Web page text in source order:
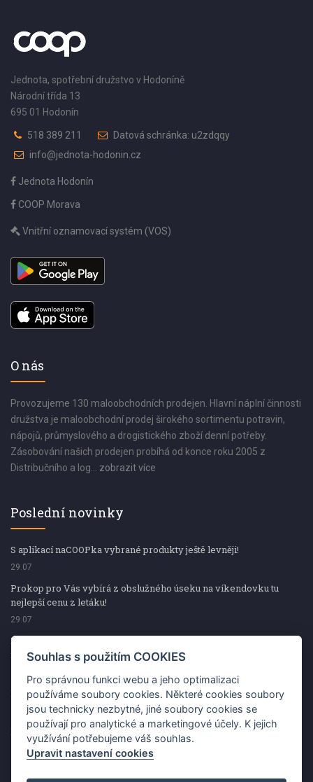
Jednota, spotřební družstvo v Hodoníně
Národní třída 13
695 01 Hodonín
518 389 211
Datová schránka: u2zdqqy
info@jednota-hodonin.cz
Jednota Hodonín
COOP Morava
Vnitřní oznamovací systém (VOS)
O nás
Provozujeme 130 maloobchodních prodejen. Hlavní náplní činnosti
družstva je maloobchodní prodej širokého sortimentu potravin,
nápojů, průmyslového a drogistického zboží denní potřeby.
Zásobování našich prodejen probíhá od konce roku 2005 z
Distribučního a log... zobrazit více
Poslední novinky
S aplikací naCOOPka vybrané produkty ještě levněji!
29.07
Prokop pro Vás vybírá z obslužného úseku na víkendovku tu
nejlepší cenu z letáku!
29.07
Prokop pro Vás vybírá z obslužného úseku na víkendovku tu
nejlepší cenu z letáku!
Kup špekáčky od Váhaly a vyhraj s naCOOPkou sekerku Fiskars
29.07
Prokop pro Vás vybírá na víkendovku ty nejlepší ceny z letáku!
29.07
Souhlas s použitím COOKIES
Pro správnou funkci webu a jeho optimalizaci
používáme soubory cookies. Některé cookies soubory
jsou technicky nezbytné, jiné soubory cookies se
používají pro analytické a marketingové účely. K jejich
využívání potřebujeme váš souhlas.
Upravit nastavení cookies